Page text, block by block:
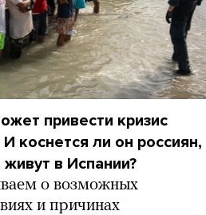
привести кризис
И коснется ли он россиян,
в Испании?
о возможных
и причинах